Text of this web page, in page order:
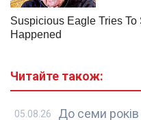
Читайте також:
До семи
05.08.26